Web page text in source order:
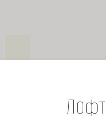
Лофт